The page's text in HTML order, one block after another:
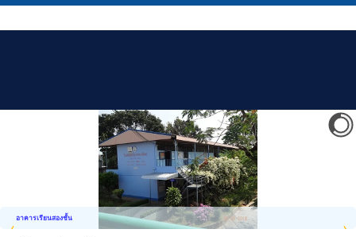
อาคารเรียนสองชั้น